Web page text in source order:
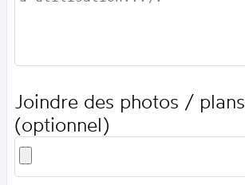
Joindre des photos / plans
(optionnel)